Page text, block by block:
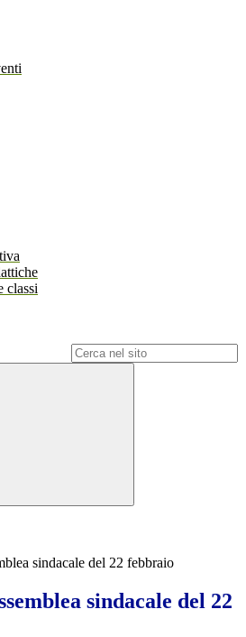
classi
sindacale del 22 febbraio
sindacale del 22